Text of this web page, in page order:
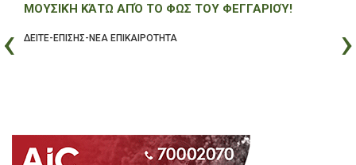
ΜΟΥΣΙΚΉ ΚΆΤΩ ΑΠΌ ΤΟ ΦΩΣ ΤΟΥ ΦΕΓΓΑΡΙΟΎ!
ΔΕΙΤΕ-ΕΠΙΣΗΣ-ΝΕΑ ΕΠΙΚΑΙΡΟΤΗΤΑ
‹ ›